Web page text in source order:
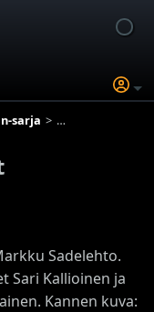
sarja Amerikkalaiset
Sadelehto.
Sari Kallioinen ja
Kannen kuva: